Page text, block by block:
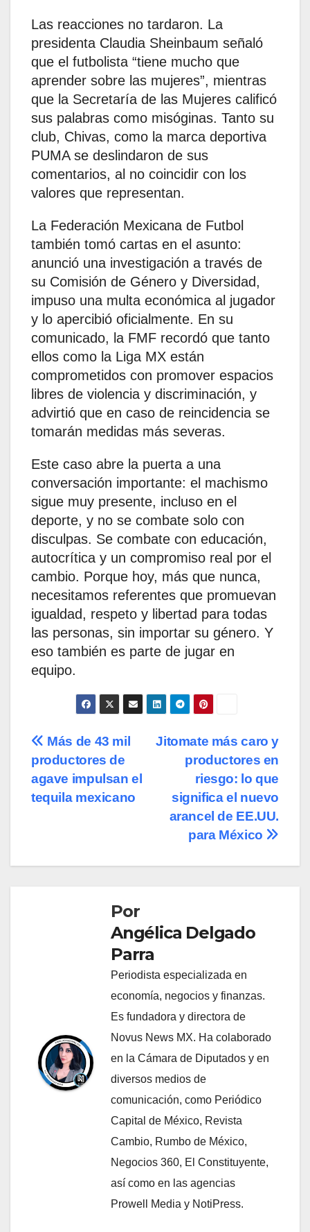
Las reacciones no tardaron. La
presidenta Claudia Sheinbaum señaló
que el futbolista “tiene mucho que
aprender sobre las mujeres”, mientras
que la Secretaría de las Mujeres calificó
sus palabras como misóginas. Tanto su
club, Chivas, como la marca deportiva
PUMA se deslindaron de sus
comentarios, al no coincidir con los
valores que representan.
La Federación Mexicana de Futbol
también tomó cartas en el asunto:
anunció una investigación a través de
su Comisión de Género y Diversidad,
impuso una multa económica al jugador
y lo apercibió oficialmente. En su
comunicado, la FMF recordó que tanto
ellos como la Liga MX están
comprometidos con promover espacios
libres de violencia y discriminación, y
advirtió que en caso de reincidencia se
tomarán medidas más severas.
Este caso abre la puerta a una
conversación importante: el machismo
sigue muy presente, incluso en el
deporte, y no se combate solo con
disculpas. Se combate con educación,
autocrítica y un compromiso real por el
cambio. Porque hoy, más que nunca,
necesitamos referentes que promuevan
igualdad, respeto y libertad para todas
las personas, sin importar su género. Y
eso también es parte de jugar en
equipo.
Navegación
de
entradas
Jitomate más caro y
productores en
riesgo: lo que
significa el nuevo
arancel de EE.UU.
para México
Más de 43 mil
productores de
agave impulsan el
tequila mexicano
Por
Angélica Delgado
Parra
Periodista especializada en
economía, negocios y finanzas.
Es fundadora y directora de
Novus News MX. Ha colaborado
en la Cámara de Diputados y en
diversos medios de
comunicación, como Periódico
Capital de México, Revista
Cambio, Rumbo de México,
Negocios 360, El Constituyente,
así como en las agencias
Prowell Media y NotiPress.